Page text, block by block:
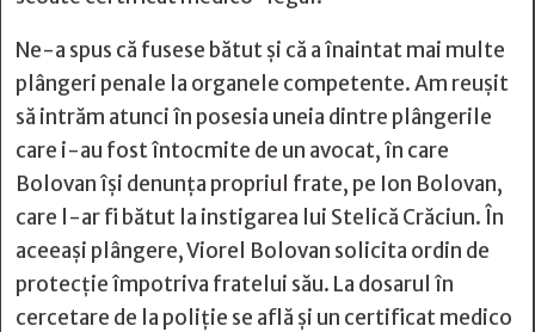
Ne-a spus că fusese bătut și că a înaintat mai multe
plângeri penale la organele competente. Am reușit
să intrăm atunci în posesia uneia dintre plângerile
care i-au fost întocmite de un avocat, în care
Bolovan își denunța propriul frate, pe Ion Bolovan,
care l-ar fi bătut la instigarea lui Stelică Crăciun. În
aceeași plângere, Viorel Bolovan solicita ordin de
protecție împotriva fratelui său. La dosarul în
cercetare de la poliție se află și un certificat medico